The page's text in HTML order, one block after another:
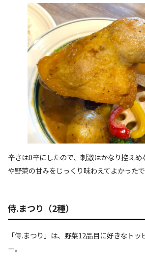
辛さは0辛にしたので、刺激はかなり控えめ
や野菜の甘みをじっくり味わえてよかったで
侍.まつり（2種）
「侍.まつり」は、野菜12品目に好きなト
ー。